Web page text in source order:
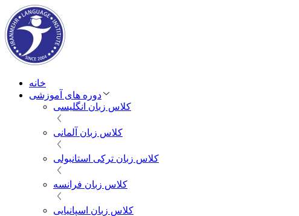
خانه
دوره های آموزشی
کلاس زبان انگلیسی
کلاس زبان آلمانی
کلاس زبان ترکی استانبولی
کلاس زبان فرانسه
کلاس زبان اسپانیایی